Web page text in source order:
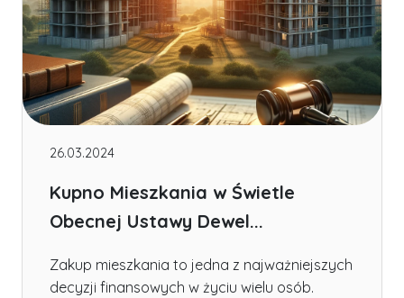
26.03.2024
Kupno Mieszkania w Świetle
Obecnej Ustawy Dewel...
Zakup mieszkania to jedna z najważniejszych
decyzji finansowych w życiu wielu osób.